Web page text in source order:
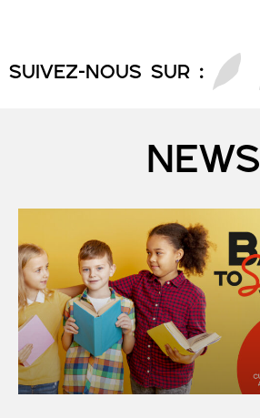
SUIVEZ-NOUS sur :
NEWS